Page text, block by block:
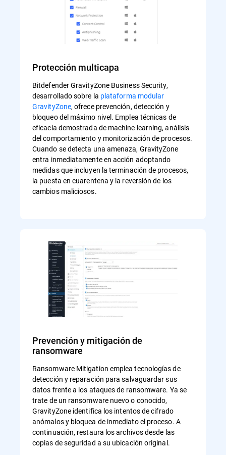
Protección multicapa
Bitdefender GravityZone Business Security,
desarrollado sobre la plataforma modular
GravityZone, ofrece prevención, detección y
bloqueo del máximo nivel. Emplea técnicas de
eficacia demostrada de machine learning, análisis
del comportamiento y monitorización de procesos.
Cuando se detecta una amenaza, GravityZone
entra inmediatamente en acción adoptando
medidas que incluyen la terminación de procesos,
la puesta en cuarentena y la reversión de los
cambios maliciosos.
Prevención y mitigación de
ransomware
Ransomware Mitigation emplea tecnologías de
detección y reparación para salvaguardar sus
datos frente a los ataques de ransomware. Ya se
trate de un ransomware nuevo o conocido,
GravityZone identifica los intentos de cifrado
anómalos y bloquea de inmediato el proceso. A
continuación, restaura los archivos desde las
copias de seguridad a su ubicación original.